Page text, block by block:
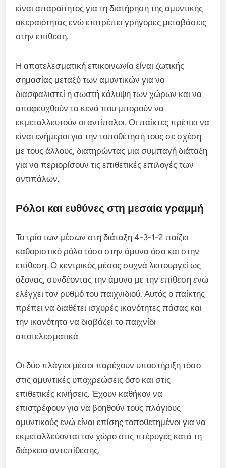
είναι απαραίτητος για τη διατήρηση της αμυντικής
ακεραιότητας ενώ επιτρέπει γρήγορες μεταβάσεις
στην επίθεση.
Η αποτελεσματική επικοινωνία είναι ζωτικής
σημασίας μεταξύ των αμυντικών για να
διασφαλιστεί η σωστή κάλυψη των χώρων και να
αποφευχθούν τα κενά που μπορούν να
εκμεταλλευτούν οι αντίπαλοι. Οι παίκτες πρέπει να
είναι ενήμεροι για την τοποθέτησή τους σε σχέση
με τους άλλους, διατηρώντας μια συμπαγή διάταξη
για να περιορίσουν τις επιθετικές επιλογές των
αντιπάλων.
Ρόλοι και ευθύνες στη μεσαία γραμμή
Το τρίο των μέσων στη διάταξη 4-3-1-2 παίζει
καθοριστικό ρόλο τόσο στην άμυνα όσο και στην
επίθεση. Ο κεντρικός μέσος συχνά λειτουργεί ως
άξονας, συνδέοντας την άμυνα με την επίθεση ενώ
ελέγχει τον ρυθμό του παιχνιδιού. Αυτός ο παίκτης
πρέπει να διαθέτει ισχυρές ικανότητες πάσας και
την ικανότητα να διαβάζει το παιχνίδι
αποτελεσματικά.
Οι δύο πλάγιοι μέσοι παρέχουν υποστήριξη τόσο
στις αμυντικές υποχρεώσεις όσο και στις
επιθετικές κινήσεις. Έχουν καθήκον να
επιστρέφουν για να βοηθούν τους πλάγιους
αμυντικούς ενώ είναι επίσης τοποθετημένοι για να
εκμεταλλεύονται τον χώρο στις πτέρυγες κατά τη
διάρκεια αντεπίθεσης.